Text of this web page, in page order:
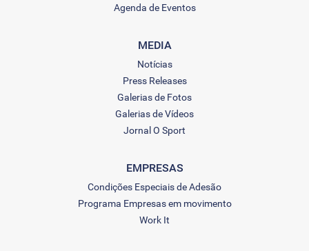
Agenda de Eventos
MEDIA
Notícias
Press Releases
Galerias de Fotos
Galerias de Vídeos
Jornal O Sport
EMPRESAS
Condições Especiais de Adesão
Programa Empresas em movimento
Work It